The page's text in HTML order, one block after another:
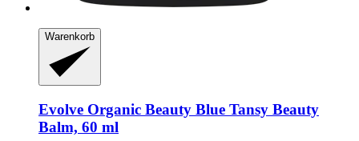
Warenkorb
Evolve Organic Beauty Blue Tansy Beauty
Balm, 60 ml